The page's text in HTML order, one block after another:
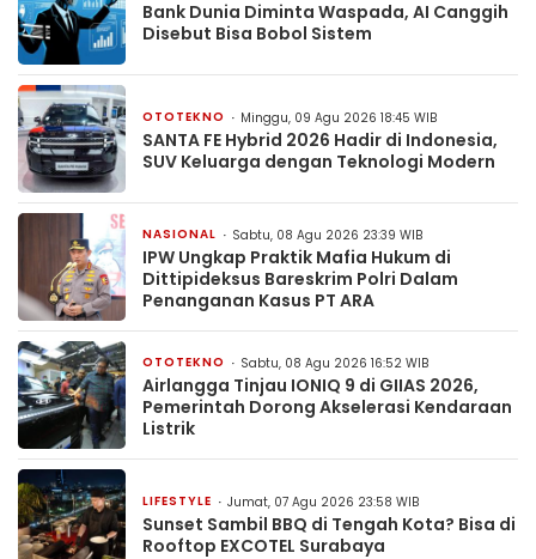
Bank Dunia Diminta Waspada, AI Canggih
Disebut Bisa Bobol Sistem
OTOTEKNO Minggu, 09 Agu 2026 18:45 WIB
SANTA FE Hybrid 2026 Hadir di Indonesia,
SUV Keluarga dengan Teknologi Modern
NASIONAL Sabtu, 08 Agu 2026 23:39 WIB
IPW Ungkap Praktik Mafia Hukum di
Dittipideksus Bareskrim Polri Dalam
Penanganan Kasus PT ARA
OTOTEKNO Sabtu, 08 Agu 2026 16:52 WIB
Airlangga Tinjau IONIQ 9 di GIIAS 2026,
Pemerintah Dorong Akselerasi Kendaraan
Listrik
LIFESTYLE Jumat, 07 Agu 2026 23:58 WIB
Sunset Sambil BBQ di Tengah Kota? Bisa di
Rooftop EXCOTEL Surabaya